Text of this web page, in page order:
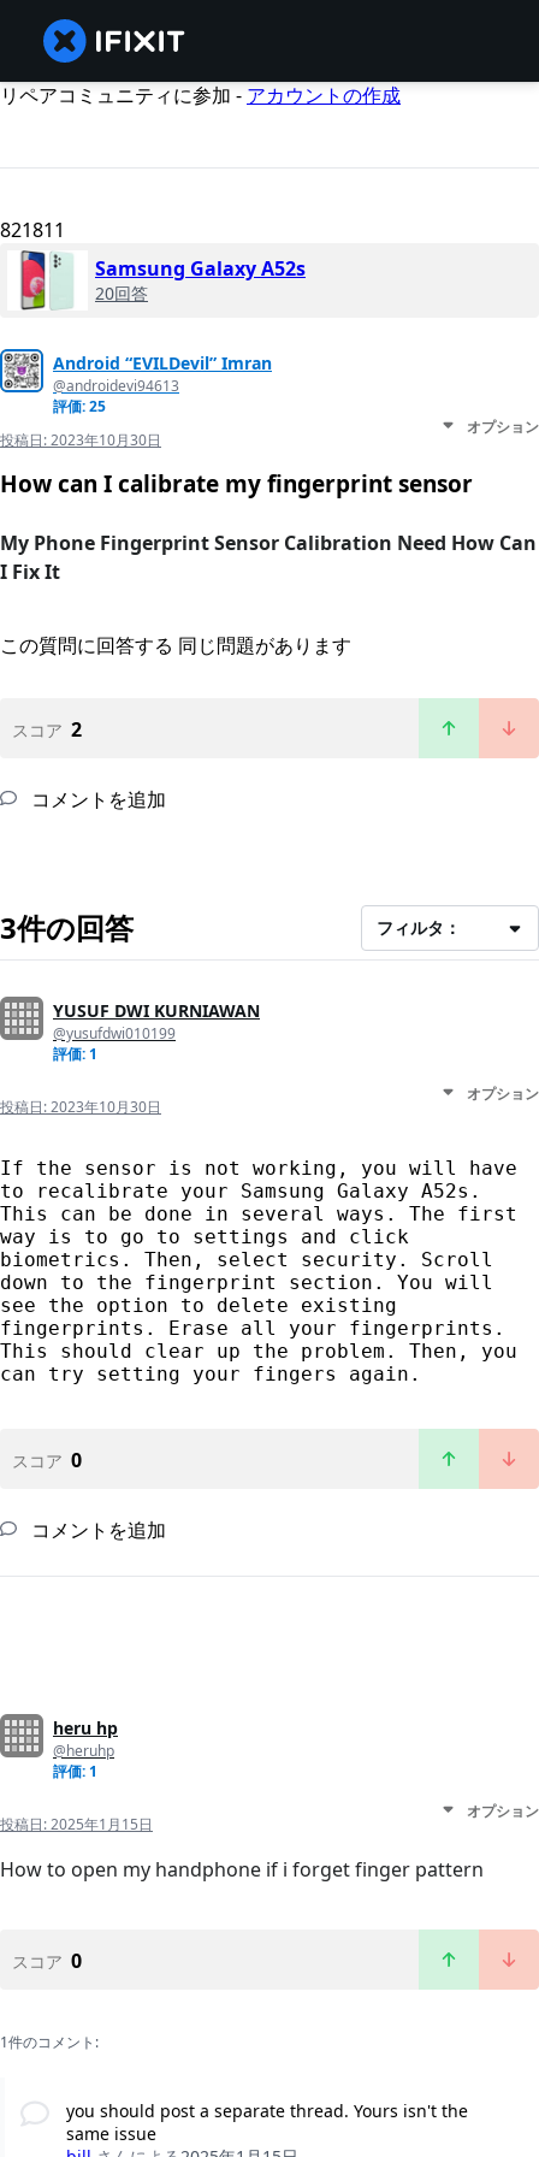
リペアコミュニティに参加 - アカウントの作成
821811
Samsung Galaxy A52s
20回答
Android “EVILDevil” Imran
@androidevi94613
評価: 25
投稿日:2023年10月30日
オプション
How can I calibrate my fingerprint sensor
My Phone Fingerprint Sensor Calibration Need How Can
I Fix It
この質問に回答する 同じ問題があります
スコア 2
コメントを追加
3件の回答 フィルタ：
YUSUF DWI KURNIAWAN
@yusufdwi010199
評価: 1
投稿日:2023年10月30日
オプション
If the sensor is not working, you will have
to recalibrate your Samsung Galaxy A52s.
This can be done in several ways. The first
way is to go to settings and click
biometrics. Then, select security. Scroll
down to the fingerprint section. You will
see the option to delete existing
fingerprints. Erase all your fingerprints.
This should clear up the problem. Then, you
can try setting your fingers again.
スコア 0
コメントを追加
heru hp
@heruhp
評価: 1
投稿日:2025年1月15日
オプション
How to open my handphone if i forget finger pattern
スコア 0
1件のコメント:
you should post a separate thread. Yours isn't the
same issue